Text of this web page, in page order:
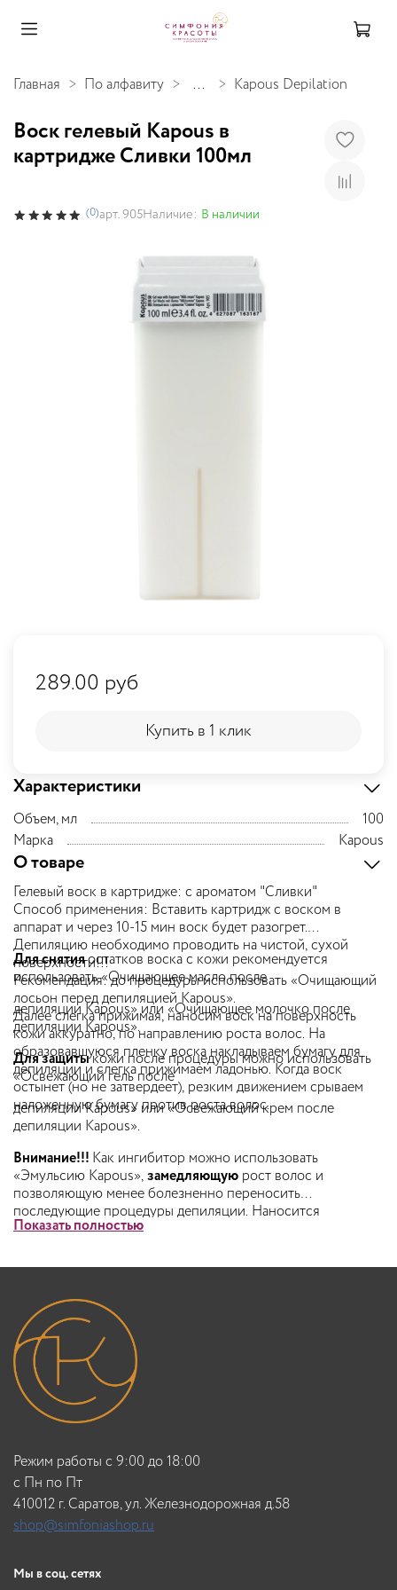
Главная По алфавиту ... Kapous Depilation
Воск гелевый Kapous в
картридже Сливки 100мл
(0)арт.905Наличие: В наличии
Характеристики
Объем, мл
100
Марка
Kapous
О товаре
Гелевый воск в картридже: с ароматом "Сливки"
Способ применения: Вставить картридж с воском в
аппарат и через 10-15 мин воск будет разогрет.
Депиляцию необходимо проводить на чистой, сухой
поверхности!!!
Рекомендация: до процедуры использовать «Очищающий
лосьон перед депиляцией Kapous».
Далее слегка прижимая, наносим воск на поверхность
кожи аккуратно, по направлению роста волос. На
образовавшуюся пленку воска накладываем бумагу для
депиляции и слегка прижимаем ладонью. Когда воск
остынет (но не затвердеет), резким движением срываем
наложенную бумагу против роста волос.
Для снятияостатков воска с кожи рекомендуется
использовать «Очищающее масло после
депиляции Kapous» или «Очищающее молочко после
депиляции Kapous».
Для защитыкожи после процедуры можно использовать
«Освежающий гель после
депиляции Kapous» или «Освежающий крем после
депиляции Kapous».
Внимание!!! Как ингибитор можно использовать
«Эмульсию Kapous»,замедляющую рост волос и
позволяющую менее болезненно переносить
последующие процедуры депиляции. Наносится
непосредственно после депиляции.
Показать полностью
289.00 руб
Купить в 1 клик
Купить в 1 клик
Режим работы с 9:00 до 18:00
c Пн по Пт
410012 г. Саратов, ул. Железнодорожная д.58
shop@simfoniashop.ru
Мы в соц. сетях